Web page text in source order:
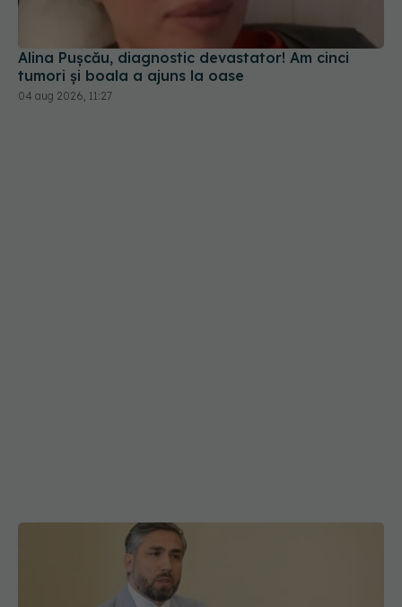
Alina Pușcău, diagnostic devastator! Am cinci
tumori și boala a ajuns la oase
04 aug 2026, 11:27